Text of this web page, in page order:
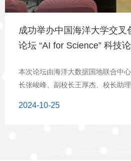
三亚海洋研究院重要讲话精神和习
慧，交流进展，促进多学科的交叉
工程技术发展奠定坚实基础，为建
成功举办中国海洋大学交叉
论坛 “AI for Science” 科技
本次论坛由海洋大数据国地联合中
长张峻峰、副校长王厚杰、校长助
2024-10-25